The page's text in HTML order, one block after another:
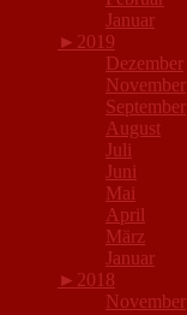
Januar
► 2019
Dezember
November
September
August
Juli
Juni
Mai
April
März
Januar
► 2018
November